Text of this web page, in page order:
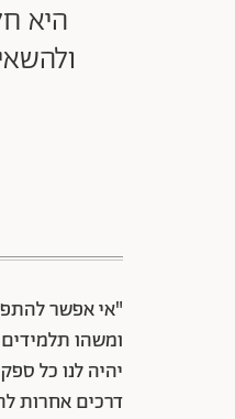
היא
"אי אפשר
ומשהו
יהיה לנו כל
דרכים אחרות